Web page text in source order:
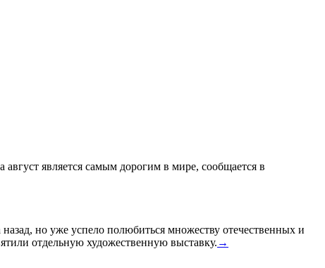
является самым дорогим в мире, сообщается в
но уже успело полюбиться множеству отечественных и
отдельную художественную выставку. →